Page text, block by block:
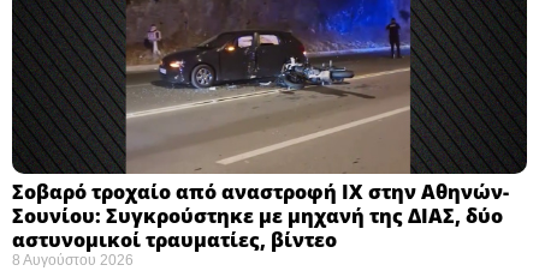
Σοβαρό τροχαίο από αναστροφή ΙΧ στην Αθηνών-
Σουνίου: Συγκρούστηκε με μηχανή της ΔΙΑΣ, δύο
αστυνομικοί τραυματίες, βίντεο
8 Αυγούστου 2026